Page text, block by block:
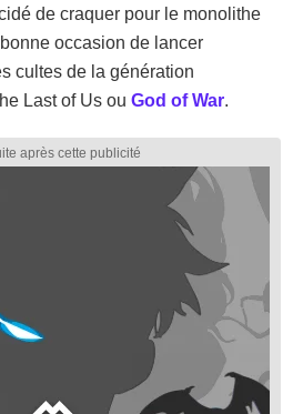
de craquer pour le monolithe
occasion de lancer
cultes de la génération
Last of Us ou God of War.